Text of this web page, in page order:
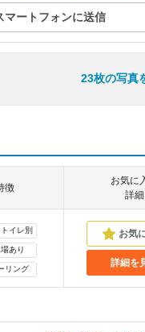
マートフォンに送信
23枚の写真
徴
お気に
詳細
イレ別
あり
リング
詳細を